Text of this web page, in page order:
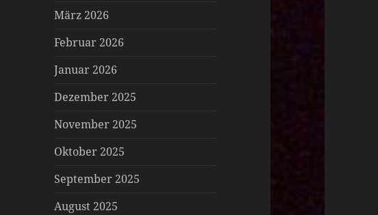
März 2026
Februar 2026
Januar 2026
Dezember 2025
November 2025
Oktober 2025
September 2025
August 2025